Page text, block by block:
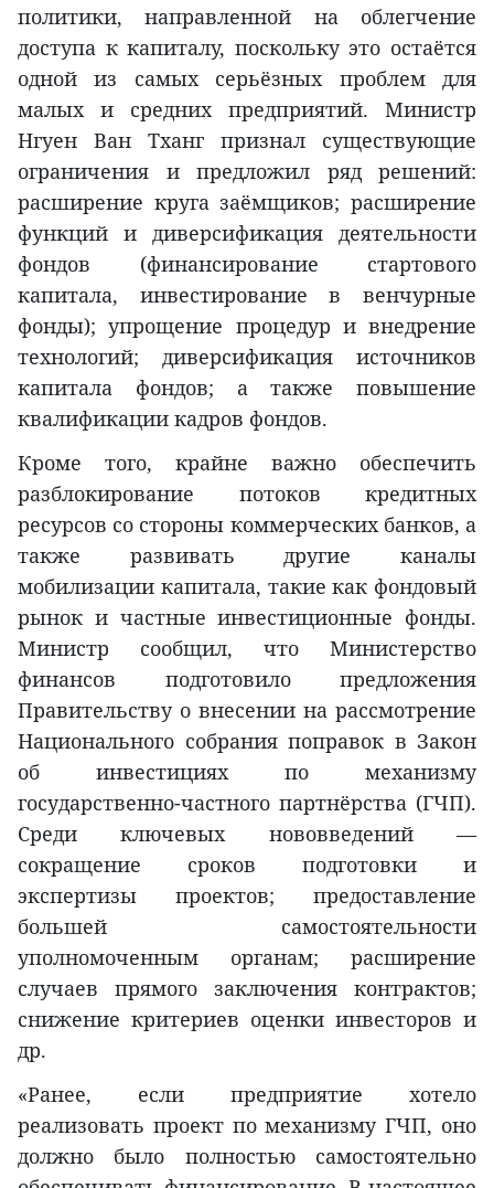
политики, направленной на облегчение
доступа к капиталу, поскольку это остаётся
одной из самых серьёзных проблем для
малых и средних предприятий. Министр
Нгуен Ван Тханг признал существующие
ограничения и предложил ряд решений:
расширение круга заёмщиков; расширение
функций и диверсификация деятельности
фондов (финансирование стартового
капитала, инвестирование в венчурные
фонды); упрощение процедур и внедрение
технологий; диверсификация источников
капитала фондов; а также повышение
квалификации кадров фондов.
Кроме того, крайне важно обеспечить
разблокирование потоков кредитных
ресурсов со стороны коммерческих банков, а
также развивать другие каналы
мобилизации капитала, такие как фондовый
рынок и частные инвестиционные фонды.
Министр сообщил, что Министерство
финансов подготовило предложения
Правительству о внесении на рассмотрение
Национального собрания поправок в Закон
об инвестициях по механизму
государственно-частного партнёрства (ГЧП).
Среди ключевых нововведений —
сокращение сроков подготовки и
экспертизы проектов; предоставление
большей самостоятельности
уполномоченным органам; расширение
случаев прямого заключения контрактов;
снижение критериев оценки инвесторов и
др.
«Ранее, если предприятие хотело
реализовать проект по механизму ГЧП, оно
должно было полностью самостоятельно